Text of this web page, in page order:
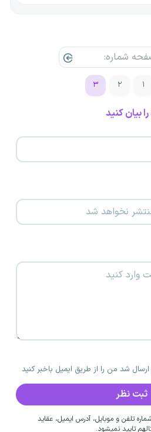
۱ ۲ ۳
بیان کنید
شد من را از طریق ایمیل باخبر کنید
تلفن و موبایل، آدرس ایمیل، عقاید
تایید نمیشود.